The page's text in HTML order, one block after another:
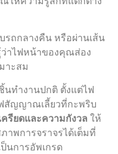
ถกลางคืน หรือผ่านเส้น
ว่าไฟหน้าของคุณส่อง
าะสม
ทำงานปกติ ตั้งแต่ไฟ
สัญญาณเลี้ยวที่กะพริบ
รียดและความกังวล ให้
พการจราจรได้เต็มที่
นการอัพเกรด